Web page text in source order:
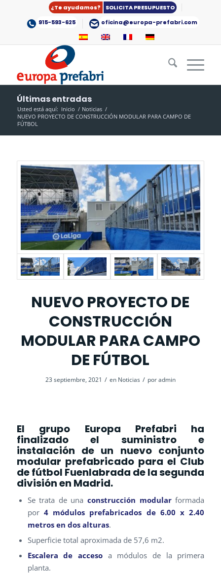
¿Te ayudamos?
SOLICITA PRESUPUESTO
915-593-625
oficina@europa-prefabri.com
Últimas entradas
Usted está aquí: Inicio / Noticias /
NUEVO PROYECTO DE CONSTRUCCIÓN MODULAR PARA CAMPO DE
FÚTBOL
NUEVO PROYECTO DE
CONSTRUCCIÓN
MODULAR PARA CAMPO
DE FÚTBOL
23 septiembre, 2021 / en Noticias / poradmin
El grupo Europa Prefabri ha
finalizado el suministro e
instalación de un nuevo conjunto
modular prefabricado para el Club
de fútbol Fuenlabrada de la segunda
división en Madrid.
Se trata de unaconstrucción modularformada
por 4 módulos prefabricados de 6.00 x 2.40
metros en dos alturas.
Superficie total aproximada de 57,6 m2.
Escalera de accesoa módulos de la primera
planta.